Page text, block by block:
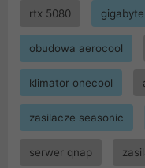
rtx 5080 gigabyte
obudowa aerocool
klimator onecool
zasilacze seasonic
serwer qnap